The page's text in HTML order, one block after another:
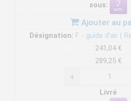
sous:
Ajouter au
Désignation: F - guide d'air (
241,04 €
289,25 €
+
Livré